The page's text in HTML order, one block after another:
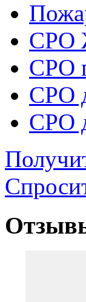
СРО
СРО
СРО
СРО